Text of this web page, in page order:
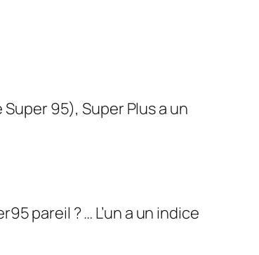
95), Super Plus a un
pareil ? … L’un a un indice